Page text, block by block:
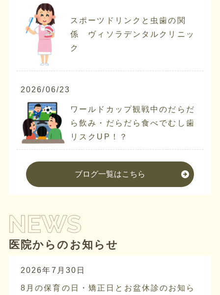
スポーツドリンクと虫歯の関
係 ヴィソラデンタルクリニッ
ク
2026/06/23
ワールドカップ観戦中のだらだ
ら飲み・だらだら食べでむし歯
リスクUP！？
ブログ一覧はこちら
医院からのお知らせ
2026年7月30日
8月の保育の日・矯正日とお盆休診のお知ら